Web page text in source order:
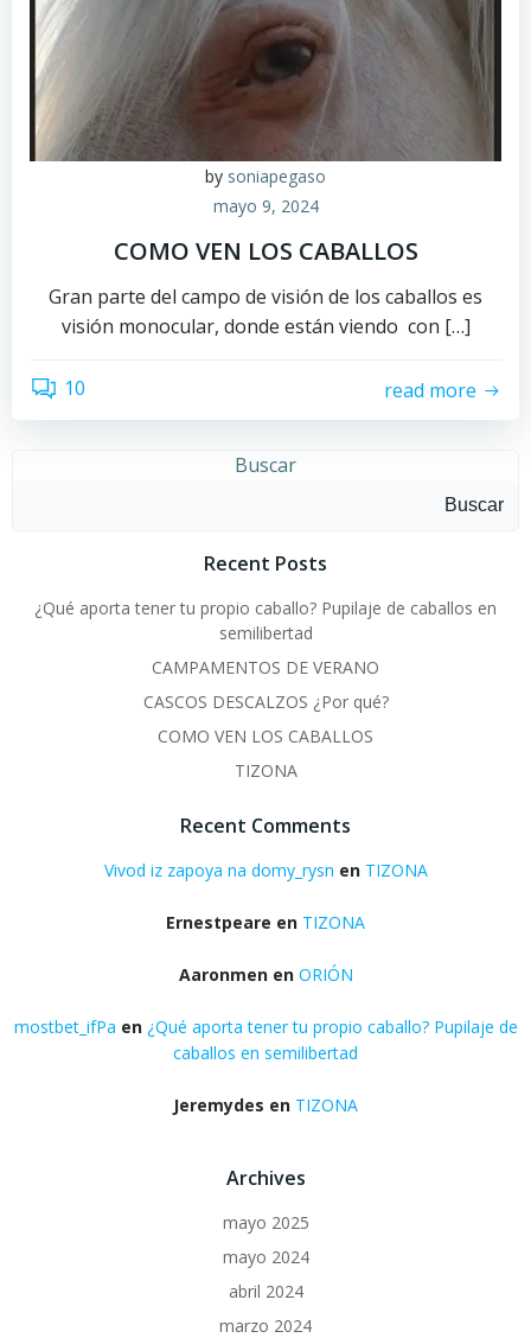
by soniapegaso
mayo 9, 2024
COMO VEN LOS CABALLOS
Gran parte del campo de visión de los caballos es
visión monocular, donde están viendo con […]
10 read more
Buscar
Buscar
Recent Posts
¿Qué aporta tener tu propio caballo? Pupilaje de caballos en
semilibertad
CAMPAMENTOS DE VERANO
CASCOS DESCALZOS ¿Por qué?
COMO VEN LOS CABALLOS
TIZONA
Recent Comments
Vivod iz zapoya na domy_rysn en TIZONA
Ernestpeare en TIZONA
Aaronmenen ORIÓN
mostbet_ifPa en ¿Qué aporta tener tu propio caballo? Pupilaje de
caballos en semilibertad
Jeremydes en TIZONA
Archives
mayo 2025
mayo 2024
abril 2024
marzo 2024